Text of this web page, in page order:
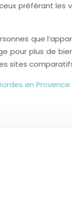
préférant les
que
plus de
sites
en